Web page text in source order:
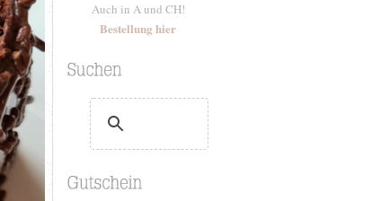
Auch in A und CH!
Bestellung hier